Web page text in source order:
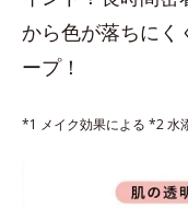
から色が落ちにく
ープ！
*1 メイク効果による *2 水